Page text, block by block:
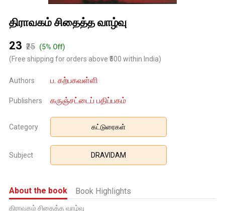
திராவகம் சிதைத்த வாழ்வு
₹23 ₹25 (5% Off)
(Free shipping for orders above ₹500 within India)
Authors ப. கற்பகவள்ளி
Publishers கருஞ்சட்டைப் பதிப்பகம்
Category கட்டுரைகள்
Subject DRAVIDAM
About the book Book Highlights
திராவகம் சிதைத்த வாழ்வு